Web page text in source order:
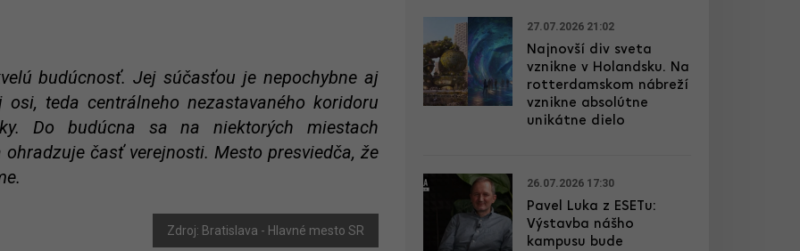
budúcnosť. Jej súčasťou je nepochybne aj
teda centrálneho nezastavaného koridoru
Do budúcna sa na niektorých miestach
časť verejnosti. Mesto presviedča, že
Zdroj: Bratislava - Hlavné mesto SR
27.07.2026 21:02
Najnovší div sveta
vznikne v Holandsku. Na
rotterdamskom nábreží
vznikne absolútne
unikátne dielo
26.07.2026 17:30
Pavel Luka z ESETu:
Výstavba nášho
kampusu bude